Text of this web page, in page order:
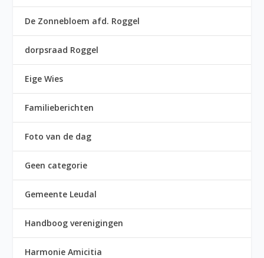
De Zonnebloem afd. Roggel
dorpsraad Roggel
Eige Wies
Familieberichten
Foto van de dag
Geen categorie
Gemeente Leudal
Handboog verenigingen
Harmonie Amicitia